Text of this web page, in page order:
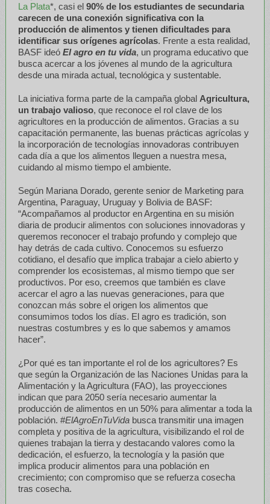
La Plata*, casi el 90% de los estudiantes de secundaria
carecen de una conexión significativa con la
producción de alimentos y tienen dificultades para
identificar sus orígenes agrícolas. Frente a esta realidad,
BASF ideó El agro en tu vida, un programa educativo que
busca acercar a los jóvenes al mundo de la agricultura
desde una mirada actual, tecnológica y sustentable.
La iniciativa forma parte de la campaña global Agricultura,
un trabajo valioso, que reconoce el rol clave de los
agricultores en la producción de alimentos. Gracias a su
capacitación permanente, las buenas prácticas agrícolas y
la incorporación de tecnologías innovadoras contribuyen
cada día a que los alimentos lleguen a nuestra mesa,
cuidando al mismo tiempo el ambiente.
Según Mariana Dorado, gerente senior de Marketing para
Argentina, Paraguay, Uruguay y Bolivia de BASF:
“Acompañamos al productor en Argentina en su misión
diaria de producir alimentos con soluciones innovadoras y
queremos reconocer el trabajo profundo y complejo que
hay detrás de cada cultivo. Conocemos su esfuerzo
cotidiano, el desafío que implica trabajar a cielo abierto y
comprender los ecosistemas, al mismo tiempo que ser
productivos. Por eso, creemos que también es clave
acercar el agro a las nuevas generaciones, para que
conozcan más sobre el origen los alimentos que
consumimos todos los días. El agro es tradición, son
nuestras costumbres y es lo que sabemos y amamos
hacer”.
¿Por qué es tan importante el rol de los agricultores? Es
que según la Organización de las Naciones Unidas para la
Alimentación y la Agricultura (FAO), las proyecciones
indican que para 2050 sería necesario aumentar la
producción de alimentos en un 50% para alimentar a toda la
población. #ElAgroEnTuVida busca transmitir una imagen
completa y positiva de la agricultura, visibilizando el rol de
quienes trabajan la tierra y destacando valores como la
dedicación, el esfuerzo, la tecnología y la pasión que
implica producir alimentos para una población en
crecimiento; con compromiso que se refuerza cosecha
tras cosecha.